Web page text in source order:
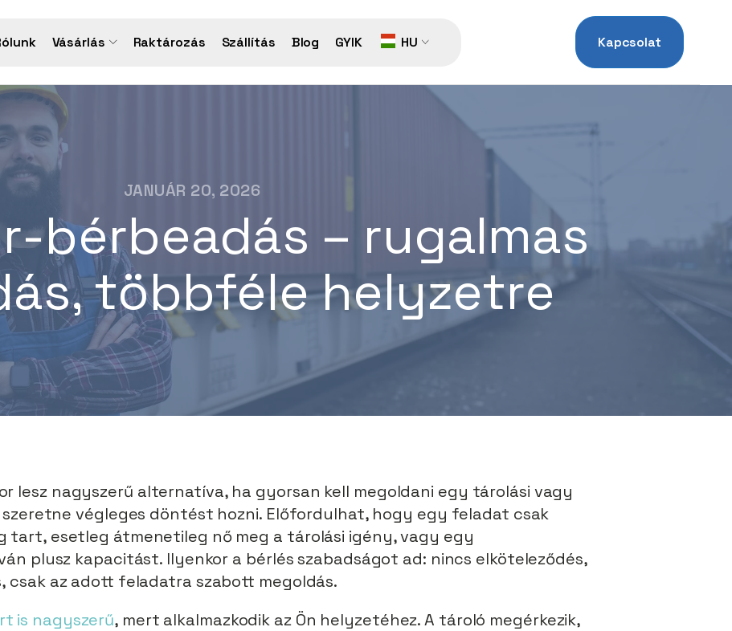
Vásárlás Raktározás Szállítás Blog GYIK HU Kapcsolat
JANUÁR 20, 2026
bérbeadás – rugalmas
többféle helyzetre
lesz nagyszerű alternatíva, ha gyorsan kell megoldani egy tárolási vagy
végleges döntést hozni. Előfordulhat, hogy egy feladat csak
tart, esetleg átmenetileg nő meg a tárolási igény, vagy egy
plusz kapacitást. Ilyenkor a bérlés szabadságot ad: nincs elköteleződés,
csak az adott feladatra szabott megoldás.
is nagyszerű, mert alkalmazkodik az Ön helyzetéhez. A tároló megérkezik,